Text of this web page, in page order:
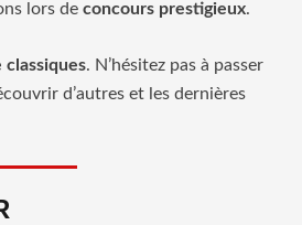
lors de concours prestigieux.
classiques. N’hésitez pas à passer
d’autres et les dernières